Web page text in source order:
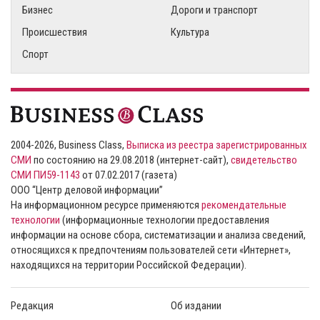
Бизнес
Дороги и транспорт
Происшествия
Культура
Спорт
2004-2026, Business Class, Выписка из реестра зарегистрированных
СМИ по состоянию на 29.08.2018 (интернет-сайт), свидетельство
СМИ ПИ59-1143 от 07.02.2017 (газета)
ООО “Центр деловой информации”
На информационном ресурсе применяются рекомендательные
технологии (информационные технологии предоставления
информации на основе сбора, систематизации и анализа сведений,
относящихся к предпочтениям пользователей сети «Интернет»,
находящихся на территории Российской Федерации).
Редакция Об издании